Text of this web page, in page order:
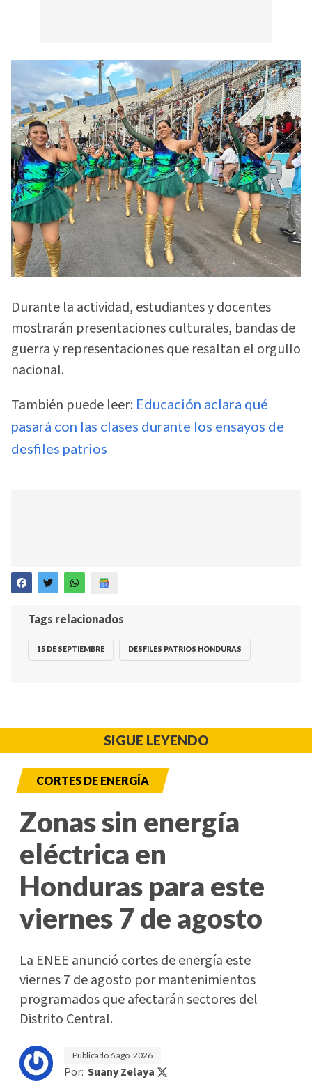
Durante la actividad, estudiantes y docentes
mostrarán presentaciones culturales, bandas de
guerra y representaciones que resaltan el orgullo
nacional.
También puede leer: Educación aclara qué
pasará con las clases durante los ensayos de
desfiles patrios
Tags relacionados
15 DE SEPTIEMBRE DESFILES PATRIOS HONDURAS
SIGUE LEYENDO
CORTES DE ENERGÍA
Zonas sin energía
eléctrica en
Honduras para este
viernes 7 de agosto
La ENEE anunció cortes de energía este
viernes 7 de agosto por mantenimientos
programados que afectarán sectores del
Distrito Central.
Publicado 6 ago. 2026
Por: Suany Zelaya